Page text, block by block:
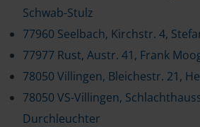
Schwab-Stulz
77960 Seelbach, Kirchstr. 4,
77977 Rust, Austr. 41, Frank
78050 Villingen, Bleichestr. 21,
78050 VS-Villingen,
Durchleuchter